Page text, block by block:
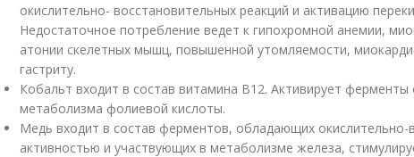
окислительно- восстановительных реакций и активацию
Недостаточное потребление ведет к гипохромной анемии,
атонии скелетных мышц, повышенной утомляемости,
гастриту.
Кобальт входит в состав витамина В12. Активирует
метаболизма фолиевой кислоты.
Медь входит в состав ферментов, обладающих окислительно-
активностью и участвующих в метаболизме железа,